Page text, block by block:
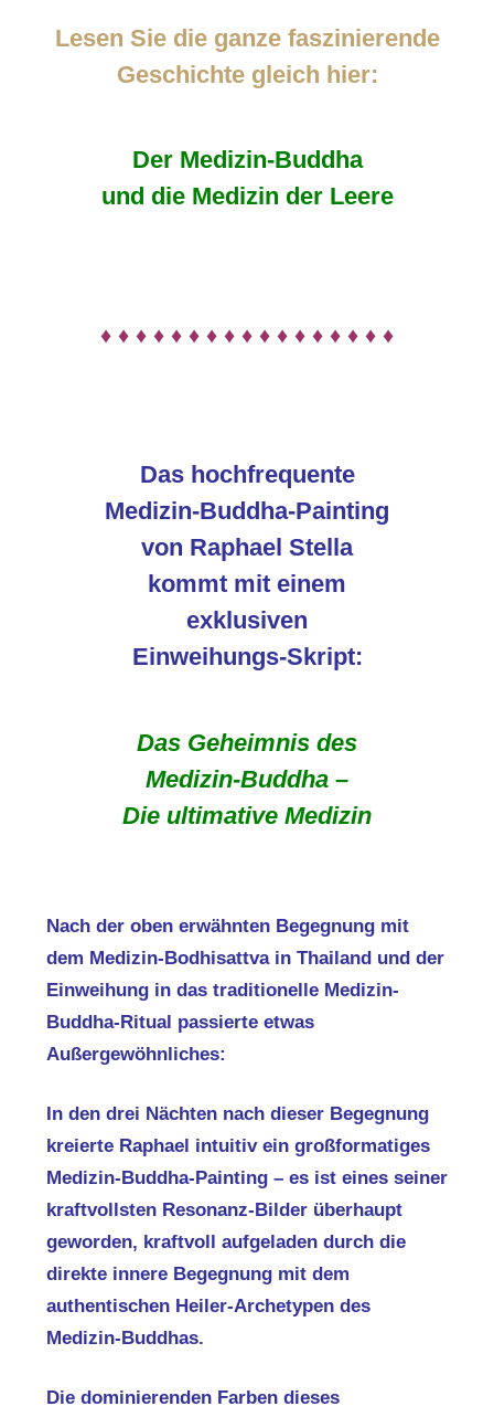
Lesen Sie die ganze faszinierende
Geschichte gleich hier:
Der Medizin-Buddha
und die Medizin der Leere
♦ ♦ ♦ ♦ ♦ ♦ ♦ ♦ ♦ ♦ ♦ ♦ ♦ ♦ ♦ ♦ ♦
Das hochfrequente
Medizin-Buddha-Painting
von Raphael Stella
kommt mit einem
exklusiven
Einweihungs-Skript:
Das Geheimnis des
Medizin-Buddha –
Die ultimative Medizin
Nach der oben erwähnten Begegnung mit
dem Medizin-Bodhisattva in Thailand und der
Einweihung in das traditionelle Medizin-
Buddha-Ritual passierte etwas
Außergewöhnliches:
In den drei Nächten nach dieser Begegnung
kreierte Raphael intuitiv ein großformatiges
Medizin-Buddha-Painting – es ist eines seiner
kraftvollsten Resonanz-Bilder überhaupt
geworden, kraftvoll aufgeladen durch die
direkte innere Begegnung mit dem
authentischen Heiler-Archetypen des
Medizin-Buddhas.
Die dominierenden Farben dieses